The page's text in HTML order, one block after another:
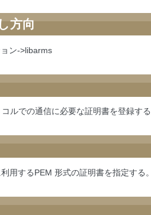
方向
ン->libarms
ルでの通信に必要な証明書を登録する
用するPEM 形式の証明書を指定する